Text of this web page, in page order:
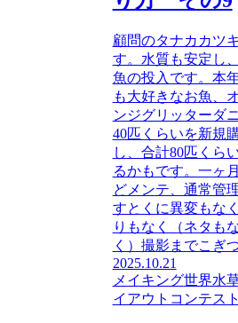
顧問のタナカカツ
す。水質も安定し
魚の投入です。本
も大好きなお魚、
ンジグリッターダ
40匹くらいを新規
し、合計80匹くら
るかもです。一ヶ
どメンテ、通常管
すとくに異変もな
りもなく（ネタも
く）撮影までこぎ
2025.10.21
メイキング世界水
イアウトコンテスト